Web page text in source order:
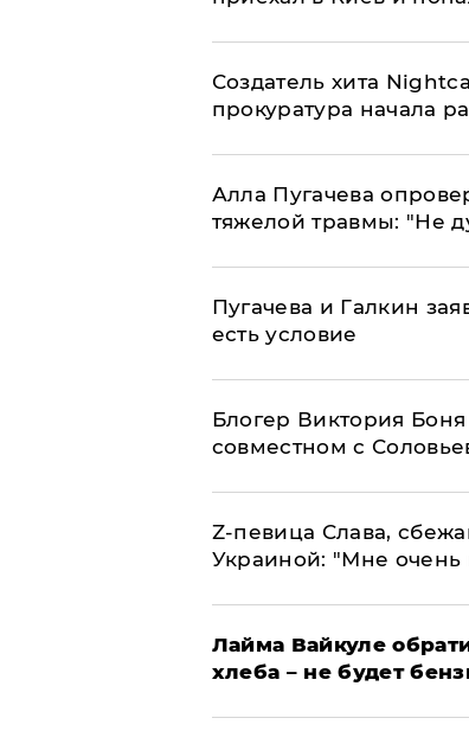
Создатель хита
прокуратура начала
Алла Пугачева
тяжелой травмы: "Не
Пугачева и Галкин
есть условие
Блогер Виктория
совместном с
Z-певица Слава,
Украиной: "Мне очень
Лайма Вайкуле
хлеба – не будет